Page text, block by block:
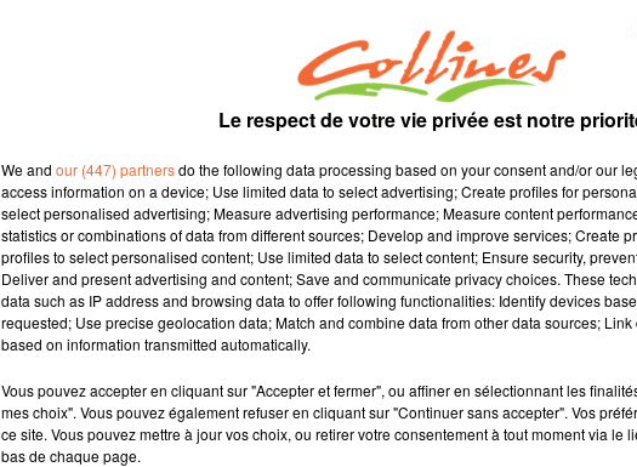
- Le réseau bienvenue à la ferme a labellisé de nouvelles
exploitations, dont une à la Forêt-sur-Sèvre (photo)
- Le Fauteuil rouge de Bressuire accueille un tournage de
- Les belles escapades du 13 mai au 22 juin sur le
bressuirais
- Enfin l'actualité sportive de ce lundi...
Le respect de votre vie privée est notre
We and our (447) partnersdo the following data processing based on your consent and/or our
access information on a device; Use limited data to select advertising; Create profiles for
select personalised advertising; Measure advertising performance; Measure content
statistics or combinations of data from different sources; Develop and improve services; Create
profiles to select personalised content; Use limited data to select content; Ensure security,
Deliver and present advertising and content; Save and communicate privacy choices. These
data such as IP address and browsing data to offer following functionalities: Identify devices
requested; Use precise geolocation data; Match and combine data from other data sources;
based on information transmitted automatically.
Vous pouvez accepter en cliquant sur "Accepter et fermer", ou affiner en sélectionnant les
mes choix". Vous pouvez également refuser en cliquant sur "Continuer sans accepter". Vos
ce site. Vous pouvez mettre à jour vos choix, ou retirer votre consentement à tout moment via le
bas de chaque page.